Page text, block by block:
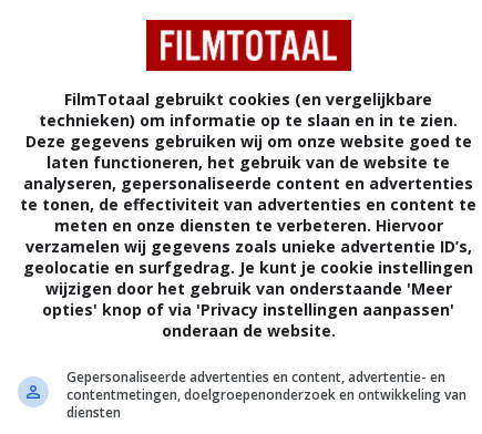
komen gaat mag dan opzichtig zijn,
door de 'veiligste plek op aarde' in te zetten als
Het eerste halfuur van de thriller heeft wat
(met Angelina Jolie), ook al duikt er na Josh'
om Sara's kind te vervangen. De films hebben
de psyches van de hoofdpersonages tegen hen
oprechte zorgen om het lot van hun kind worden
Als Sara de bewakingsbeelden opvraagt, krijgt
is gearriveerd.
deze complotthriller is evenzeer een pluspunt als
is spannend in de fase dat Sara elke aanwezige
mogelijke dreiging ziet, maar nog geen idee
FilmTotaal gebruikt cookies (en vergelijkbare
technieken) om informatie op te slaan en in te zien.
Deze gegevens gebruiken wij om onze website goed te
laten functioneren, het gebruik van de website te
analyseren, gepersonaliseerde content en advertenties
te tonen, de effectiviteit van advertenties en content te
meten en onze diensten te verbeteren. Hiervoor
verzamelen wij gegevens zoals unieke advertentie ID’s,
geolocatie en surfgedrag. Je kunt je cookie instellingen
wijzigen door het gebruik van onderstaande 'Meer
opties' knop of via 'Privacy instellingen aanpassen'
onderaan de website.
Gepersonaliseerde advertenties en content, advertentie- en
contentmetingen, doelgroepenonderzoek en ontwikkeling van
diensten